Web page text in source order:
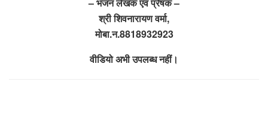
श्री शिवनारायण वर्मा,
मोबा.न.8818932923
वीडियो अभी उपलब्ध नहीं।